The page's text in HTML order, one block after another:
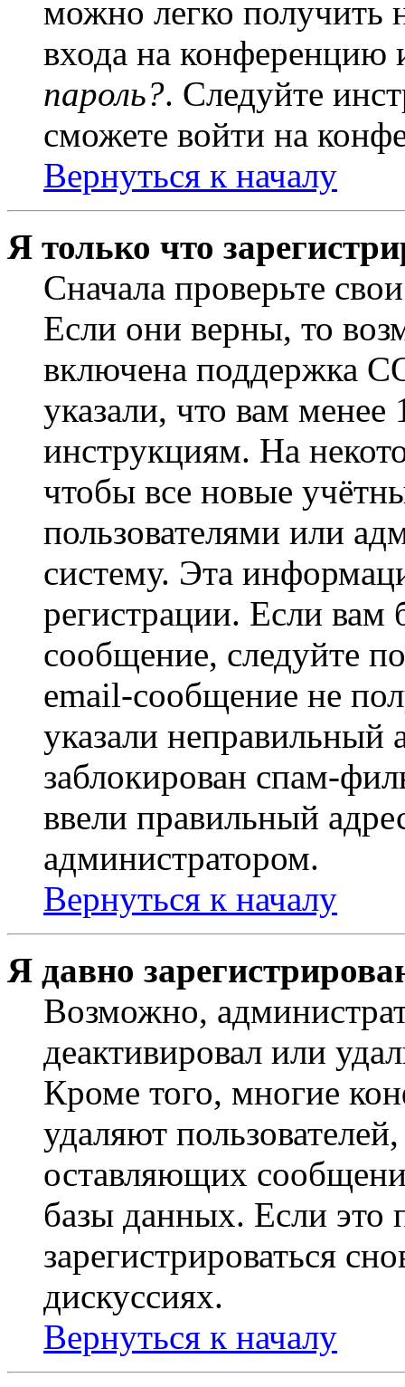
можно легко получить
входа на
пароль?. Следуйте
сможете войти на
Вернуться к началу
Я только что
Сначала проверьте
Если они верны, то
включена поддержка
указали, что вам
инструкциям. На
чтобы все новые
пользователями или
систему. Эта
регистрации. Если
сообщение, следуйте
email-сообщение не
указали неправильный
заблокирован спам-
ввели правильный
администратором.
Вернуться к началу
Я давно
Возможно,
деактивировал или
Кроме того, многие
удаляют
оставляющих
базы данных. Если это
зарегистрироваться
дискуссиях.
Вернуться к началу